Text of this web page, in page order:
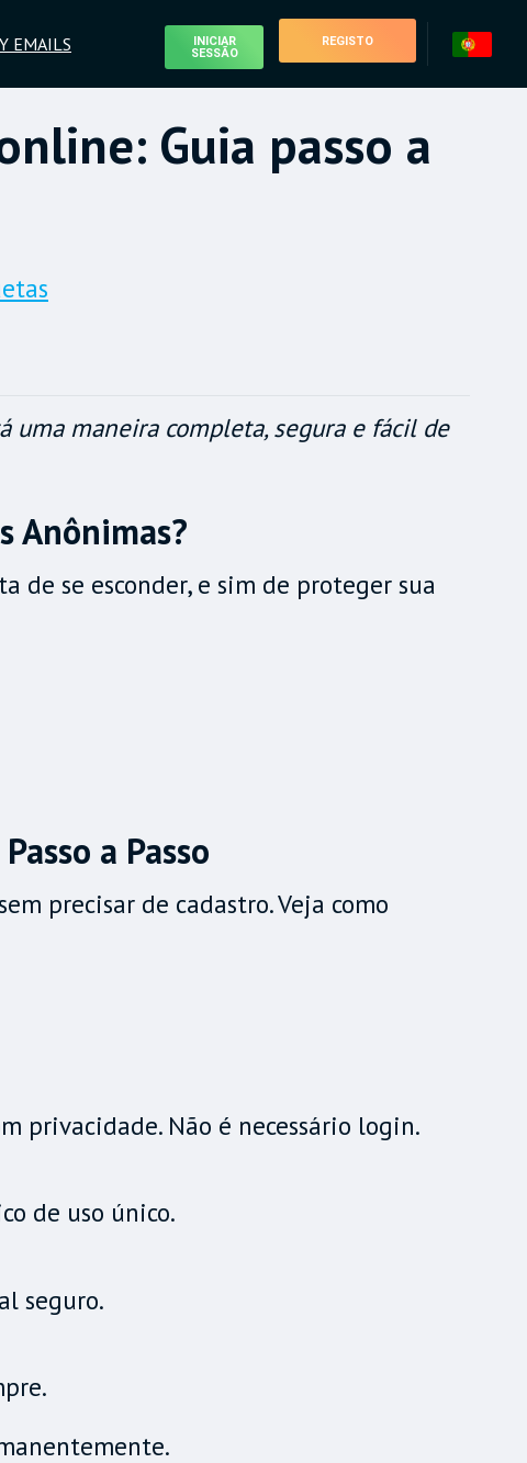
EMAILS
INICIAR
SESSÃO
REGISTO
Guia passo a
uma maneira completa, segura e fácil de
Anônimas?
de se esconder, e sim de proteger sua
a Passo
precisar de cadastro. Veja como
privacidade. Não é necessário login.
de uso único.
seguro.